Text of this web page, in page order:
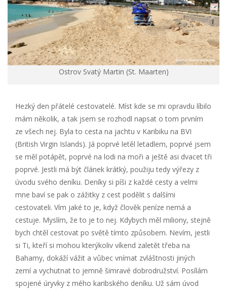
Ostrov Svatý Martin (St. Maarten)
Hezký den přátelé cestovatelé. Míst kde se mi opravdu líbilo
mám několik, a tak jsem se rozhodl napsat o tom prvním
ze všech nej. Byla to cesta na jachtu v Karibiku na BVI
(British Virgin Islands). Já poprvé letěl letadlem, poprvé jsem
se měl potápět, poprvé na lodi na moři a ještě asi dvacet tři
poprvé. Jestli má být článek krátký, použiju tedy výřezy z
úvodu svého deníku. Deníky si píši z každé cesty a velmi
mne baví se pak o zážitky z cest podělit s dalšími
cestovateli. Vím jaké to je, když člověk peníze nemá a
cestuje. Myslím, že to je to nej. Kdybych měl miliony, stejně
bych chtěl cestovat po světě tímto způsobem. Nevím, jestli
si Ti, kteří si mohou kterýkoliv víkend zaletět třeba na
Bahamy, dokáží vážit a vůbec vnímat zvláštnosti jiných
zemí a vychutnat to jemně šimravé dobrodružství. Posílám
spojené úryvky z mého karibského deníku. Už sám úvod